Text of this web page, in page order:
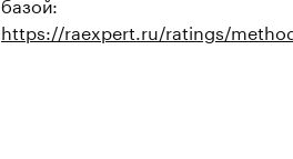
https://raexpert.ru/ratings/